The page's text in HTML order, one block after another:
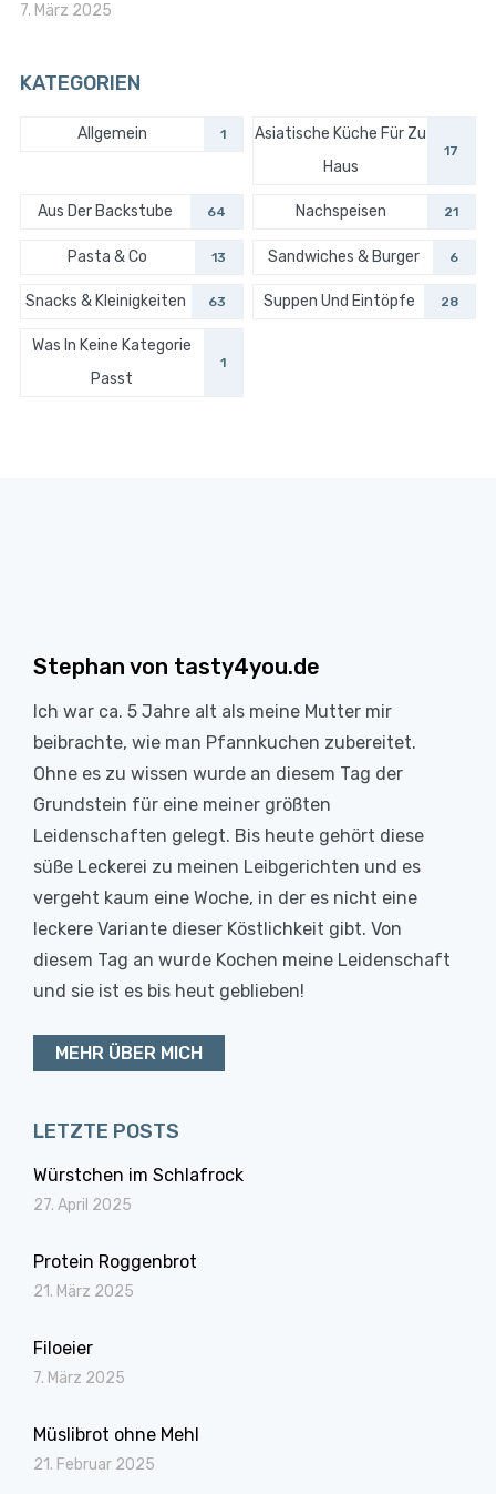
7. März 2025
KATEGORIEN
Allgemein 1
Asiatische Küche Für Zu
Haus
17
Aus Der Backstube 64 Nachspeisen 21
Pasta & Co 13 Sandwiches & Burger 6
Snacks & Kleinigkeiten 63 Suppen Und Eintöpfe 28
Was In Keine Kategorie
Passt
1
Stephan von tasty4you.de
Ich war ca. 5 Jahre alt als meine Mutter mir
beibrachte, wie man Pfannkuchen zubereitet.
Ohne es zu wissen wurde an diesem Tag der
Grundstein für eine meiner größten
Leidenschaften gelegt. Bis heute gehört diese
süße Leckerei zu meinen Leibgerichten und es
vergeht kaum eine Woche, in der es nicht eine
leckere Variante dieser Köstlichkeit gibt. Von
diesem Tag an wurde Kochen meine Leidenschaft
und sie ist es bis heut geblieben!
MEHR ÜBER MICH
LETZTE POSTS
Würstchen im Schlafrock
27. April 2025
Protein Roggenbrot
21. März 2025
Filoeier
7. März 2025
Müslibrot ohne Mehl
21. Februar 2025